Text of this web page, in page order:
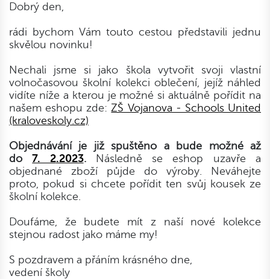
Dobrý den,
rádi bychom Vám touto cestou představili jednu
skvělou novinku!
Nechali jsme si jako škola vytvořit svoji vlastní
volnočasovou školní kolekci oblečení, jejíž náhled
vidíte níže a kterou je možné si aktuálně pořídit na
našem eshopu zde:ZŠ Vojanova - Schools United
(kraloveskoly.cz)
Objednávání je již spuštěno a bude možné až
do7. 2.2023.
Následně se eshop uzavře a
objednané zboží půjde do výroby. Neváhejte
proto, pokud si chcete pořídit ten svůj kousek ze
školní kolekce.
Doufáme, že budete mít z naší nové kolekce
stejnou radost jako máme my!
S pozdravem a přáním krásného dne,
vedení školy